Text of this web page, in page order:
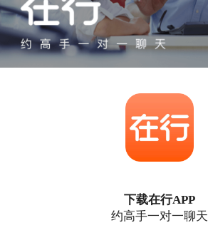
下载在行APP
约高手一对一聊天